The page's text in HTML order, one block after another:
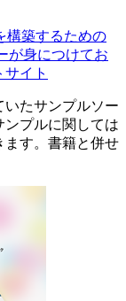
構築するための
が身につけてお
サイト
たサンプルソー
ンプルに関しては
ます。書籍と併せ